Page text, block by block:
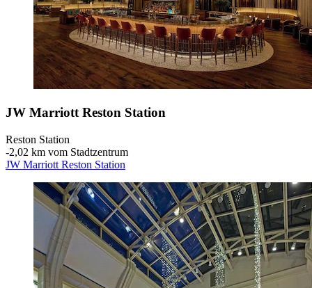
JW Marriott Reston Station
Reston Station
‐2,02 km vom Stadtzentrum
JW Marriott Reston Station